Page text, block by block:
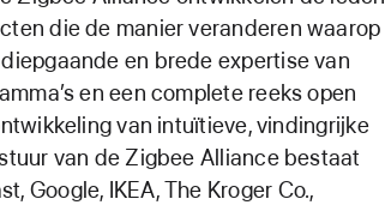
die de manier veranderen waarop
en brede expertise van
en een complete reeks open
van intuïtieve, vindingrijke
van de Zigbee Alliance bestaat
Google, IKEA, The Kroger Co.,